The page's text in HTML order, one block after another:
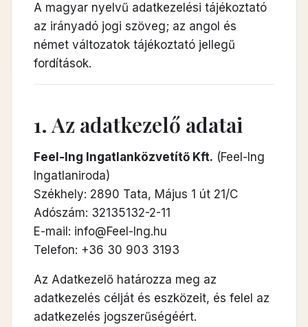
A magyar nyelvű adatkezelési tájékoztató
az irányadó jogi szöveg; az angol és
német változatok tájékoztató jellegű
fordítások.
1. Az adatkezelő adatai
Feel-Ing Ingatlanközvetítő Kft. (Feel-Ing
Ingatlaniroda)
Székhely: 2890 Tata, Május 1 út 21/C
Adószám: 32135132-2-11
E-mail: info@Feel-Ing.hu
Telefon: +36 30 903 3193
Az Adatkezelő határozza meg az
adatkezelés célját és eszközeit, és felel az
adatkezelés jogszerűségéért.